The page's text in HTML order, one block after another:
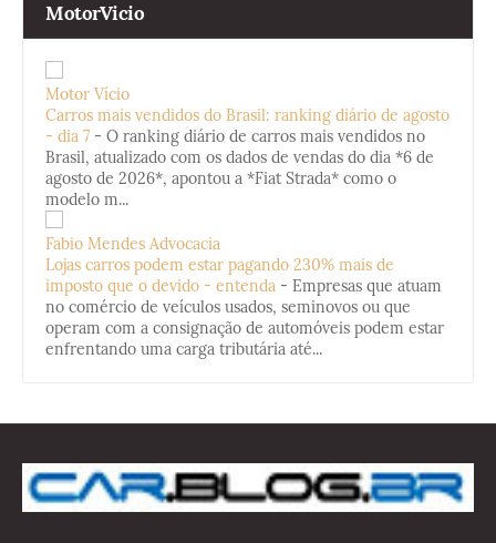
MotorVicio
Motor Vício
Carros mais vendidos do Brasil: ranking diário de agosto
- dia 7 - O ranking diário de carros mais vendidos no
Brasil, atualizado com os dados de vendas do dia *6 de
agosto de 2026*, apontou a *Fiat Strada* como o
modelo m...
Fabio Mendes Advocacia
Lojas carros podem estar pagando 230% mais de
imposto que o devido - entenda - Empresas que atuam
no comércio de veículos usados, seminovos ou que
operam com a consignação de automóveis podem estar
enfrentando uma carga tributária até...